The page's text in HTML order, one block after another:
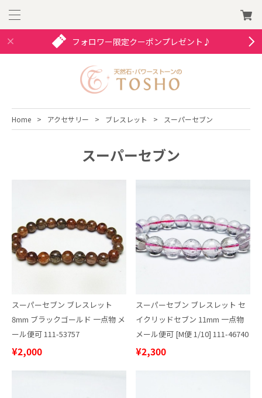
フォロワー限定クーポンプレゼント♪
Home アクセサリー ブレスレット スーパーセブン
スーパーセブン
スーパーセブン ブレスレット
8mm ブラックゴールド 一点物 メ
ール便可 111-53757
¥2,000
スーパーセブン ブレスレット セ
イクリッドセブン 11mm 一点物
メール便可 [M便 1/10] 111-46740
¥2,300